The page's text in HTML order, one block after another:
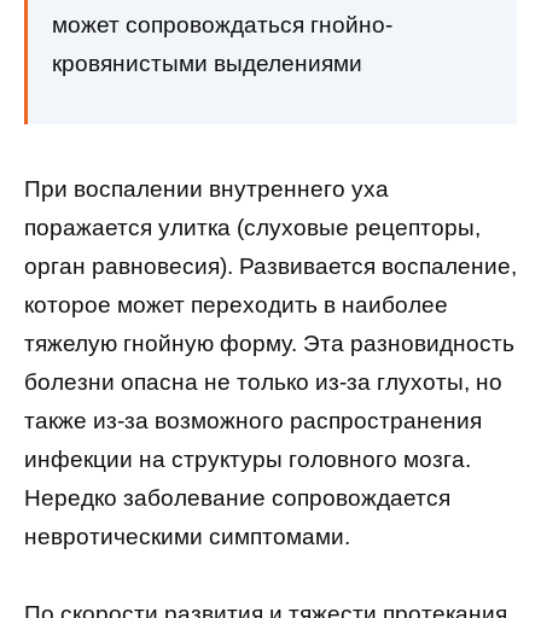
может сопровождаться гнойно-
кровянистыми выделениями
При воспалении внутреннего уха
поражается улитка (слуховые рецепторы,
орган равновесия). Развивается воспаление,
которое может переходить в наиболее
тяжелую гнойную форму. Эта разновидность
болезни опасна не только из-за глухоты, но
также из-за возможного распространения
инфекции на структуры головного мозга.
Нередко заболевание сопровождается
невротическими симптомами.